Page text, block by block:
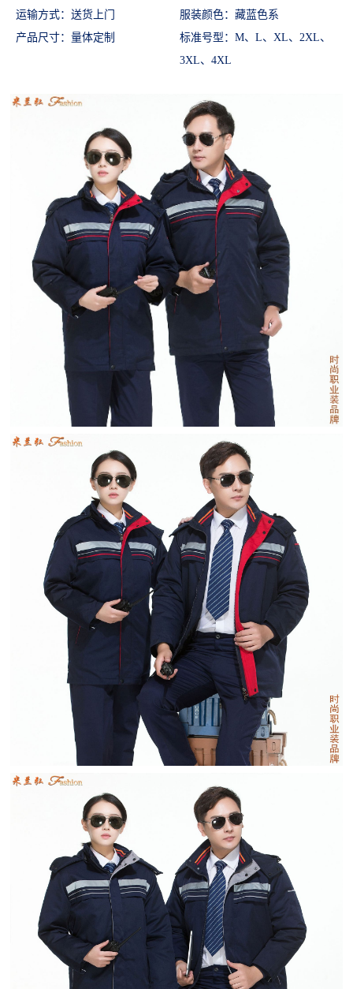
运输方式：送货 上门 服装颜色：藏蓝色系
产品尺寸：量体定制 标准号型：M、L、XL、2XL、
3XL、4XL